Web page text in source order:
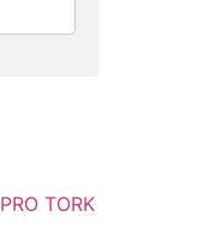
PRO TORK